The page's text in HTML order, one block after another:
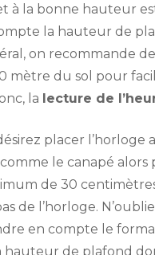
à la bonne hauteur
la hauteur de
on recommande
mètre du sol pour
la lecture de
placer l’horloge
le canapé alors
de 30
de l’horloge.
en compte le
hauteur de plafond